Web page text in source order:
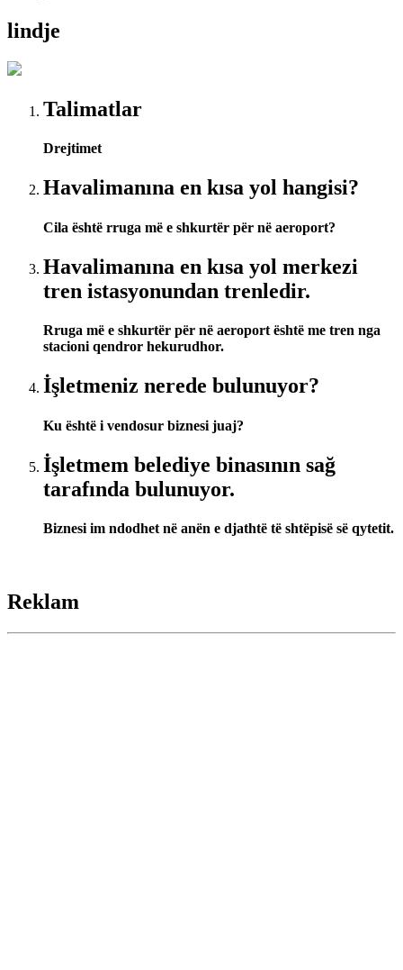
lindje
Talimatlar
Drejtimet
Havalimanına en kısa yol hangisi?
Cila është rruga më e shkurtër për në aeroport?
Havalimanına en kısa yol merkezi
tren istasyonundan trenledir.
Rruga më e shkurtër për në aeroport është me tren nga
stacioni qendror hekurudhor.
İşletmeniz nerede bulunuyor?
Ku është i vendosur biznesi juaj?
İşletmem belediye binasının sağ
tarafında bulunuyor.
Biznesi im ndodhet në anën e djathtë të shtëpisë së qytetit.
Reklam